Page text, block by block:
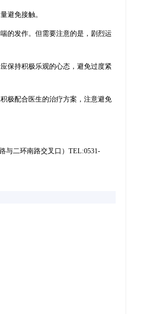
避免接触。
的发作。但需要注意的是，剧烈运
保持积极乐观的心态，避免过度紧
极配合医生的治疗方案，注意避免
与二环南路交叉口）TEL:0531-